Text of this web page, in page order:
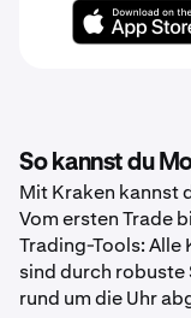
So kannst du
Mit Kraken kannst
Vom ersten Trade
Trading-Tools: Alle
sind durch
rund um die Uhr